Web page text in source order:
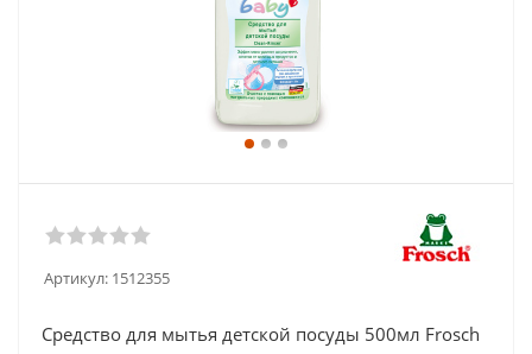
Артикул: 1512355
Средство для мытья детской посуды 500мл Frosch